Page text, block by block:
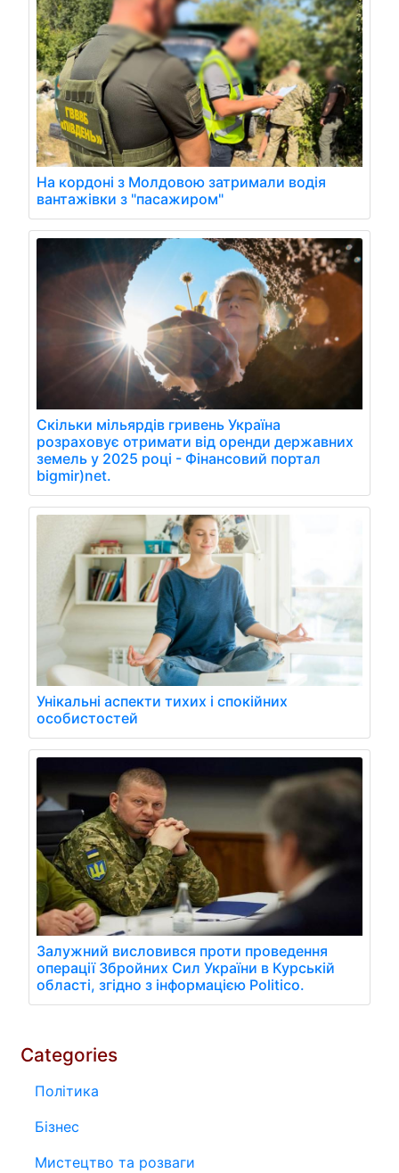
На кордоні з Молдовою затримали водія
вантажівки з "пасажиром"
Скільки мільярдів гривень Україна
розраховує отримати від оренди державних
земель у 2025 році - Фінансовий портал
bigmir)net.
Унікальні аспекти тихих і спокійних
особистостей
Залужний висловився проти проведення
операції Збройних Сил України в Курській
області, згідно з інформацією Politico.
Categories
Політика
Бізнес
Мистецтво та розваги